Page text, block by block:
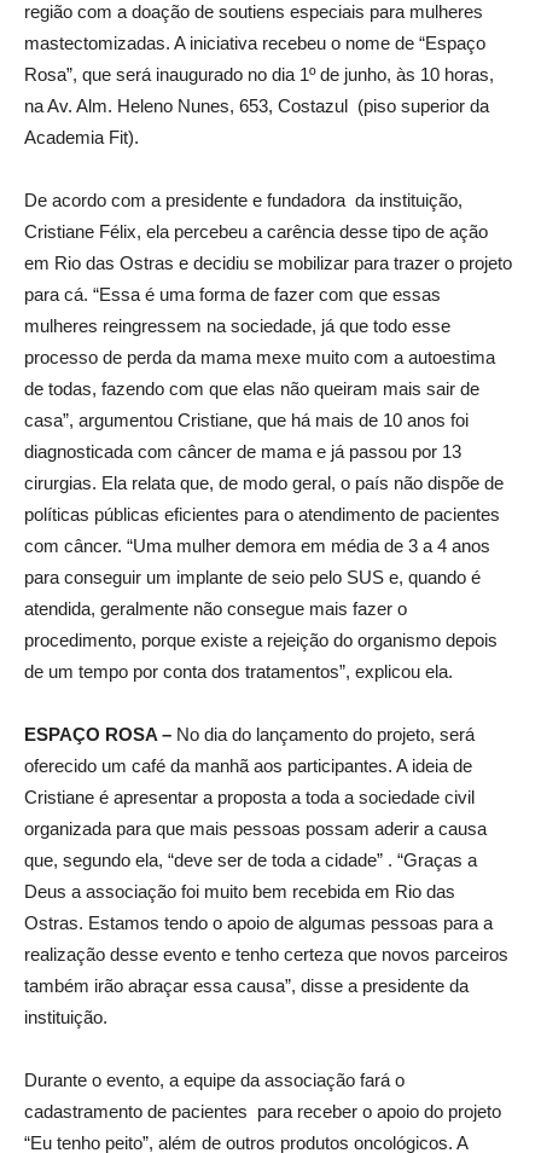
região com a doação de soutiens especiais para mulheres
mastectomizadas. A iniciativa recebeu o nome de “Espaço
Rosa”, que será inaugurado no dia 1º de junho, às 10 horas,
na Av. Alm. Heleno Nunes, 653, Costazul (piso superior da
Academia Fit).
De acordo com a presidente e fundadora da instituição,
Cristiane Félix, ela percebeu a carência desse tipo de ação
em Rio das Ostras e decidiu se mobilizar para trazer o projeto
para cá. “Essa é uma forma de fazer com que essas
mulheres reingressem na sociedade, já que todo esse
processo de perda da mama mexe muito com a autoestima
de todas, fazendo com que elas não queiram mais sair de
casa”, argumentou Cristiane, que há mais de 10 anos foi
diagnosticada com câncer de mama e já passou por 13
cirurgias. Ela relata que, de modo geral, o país não dispõe de
políticas públicas eficientes para o atendimento de pacientes
com câncer. “Uma mulher demora em média de 3 a 4 anos
para conseguir um implante de seio pelo SUS e, quando é
atendida, geralmente não consegue mais fazer o
procedimento, porque existe a rejeição do organismo depois
de um tempo por conta dos tratamentos”, explicou ela.
ESPAÇO ROSA – No dia do lançamento do projeto, será
oferecido um café da manhã aos participantes. A ideia de
Cristiane é apresentar a proposta a toda a sociedade civil
organizada para que mais pessoas possam aderir a causa
que, segundo ela, “deve ser de toda a cidade” . “Graças a
Deus a associação foi muito bem recebida em Rio das
Ostras. Estamos tendo o apoio de algumas pessoas para a
realização desse evento e tenho certeza que novos parceiros
também irão abraçar essa causa”, disse a presidente da
instituição.
Durante o evento, a equipe da associação fará o
cadastramento de pacientes para receber o apoio do projeto
“Eu tenho peito”, além de outros produtos oncológicos. A